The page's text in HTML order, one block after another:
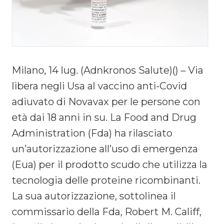
Milano, 14 lug. (Adnkronos Salute)() – Via
libera negli Usa al vaccino anti-Covid
adiuvato di Novavax per le persone con
età dai 18 anni in su. La Food and Drug
Administration (Fda) ha rilasciato
un’autorizzazione all’uso di emergenza
(Eua) per il prodotto scudo che utilizza la
tecnologia delle proteine ricombinanti.
La sua autorizzazione, sottolinea il
commissario della Fda, Robert M. Califf,